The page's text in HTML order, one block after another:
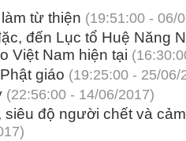
từ thiện (19:51:00 - 06/
đến Lục tổ Huệ Năng
Việt Nam hiện tại
giáo (19:25:00 - 25/06/
(22:56:00 - 14/06/2017)
siêu độ người chết và